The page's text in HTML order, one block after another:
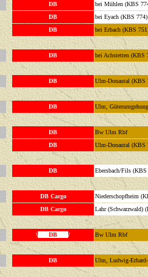
DB
bei Mühlen (KBS
DB
bei Eyach (KBS
DB
bei Erbach (KBS
DB bei Achstetten (KBS
DB Ulm-Donautal
DB Ulm,
DB
Bw Ulm
DB
Ulm-Donautal
DB Ebersbach/Fils
DB Cargo
DB Cargo
Lahr
\ DB / Bw Ulm Rbf
DB Ulm, Ludwig-